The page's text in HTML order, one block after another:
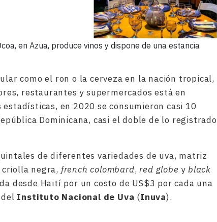
en Azua, produce vinos y dispone de una estancia
como el ron o la cerveza en la nación tropical,
restaurantes y supermercados está en
en 2020 se consumieron casi 10
Dominicana, casi el doble de lo registrado
de diferentes variedades de uva, matriz
criolla negra, french colombard,red globe y black
desde Haití por un costo de US$3 por cada una
Instituto Nacional de Uva (Inuva).